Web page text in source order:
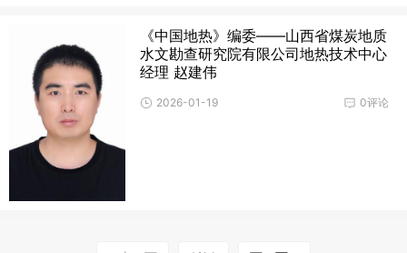
《中国地热》编委——山西省煤炭地质
水文勘查研究院有限公司地热技术中心
经理 赵建伟
0评论
2026-01-19